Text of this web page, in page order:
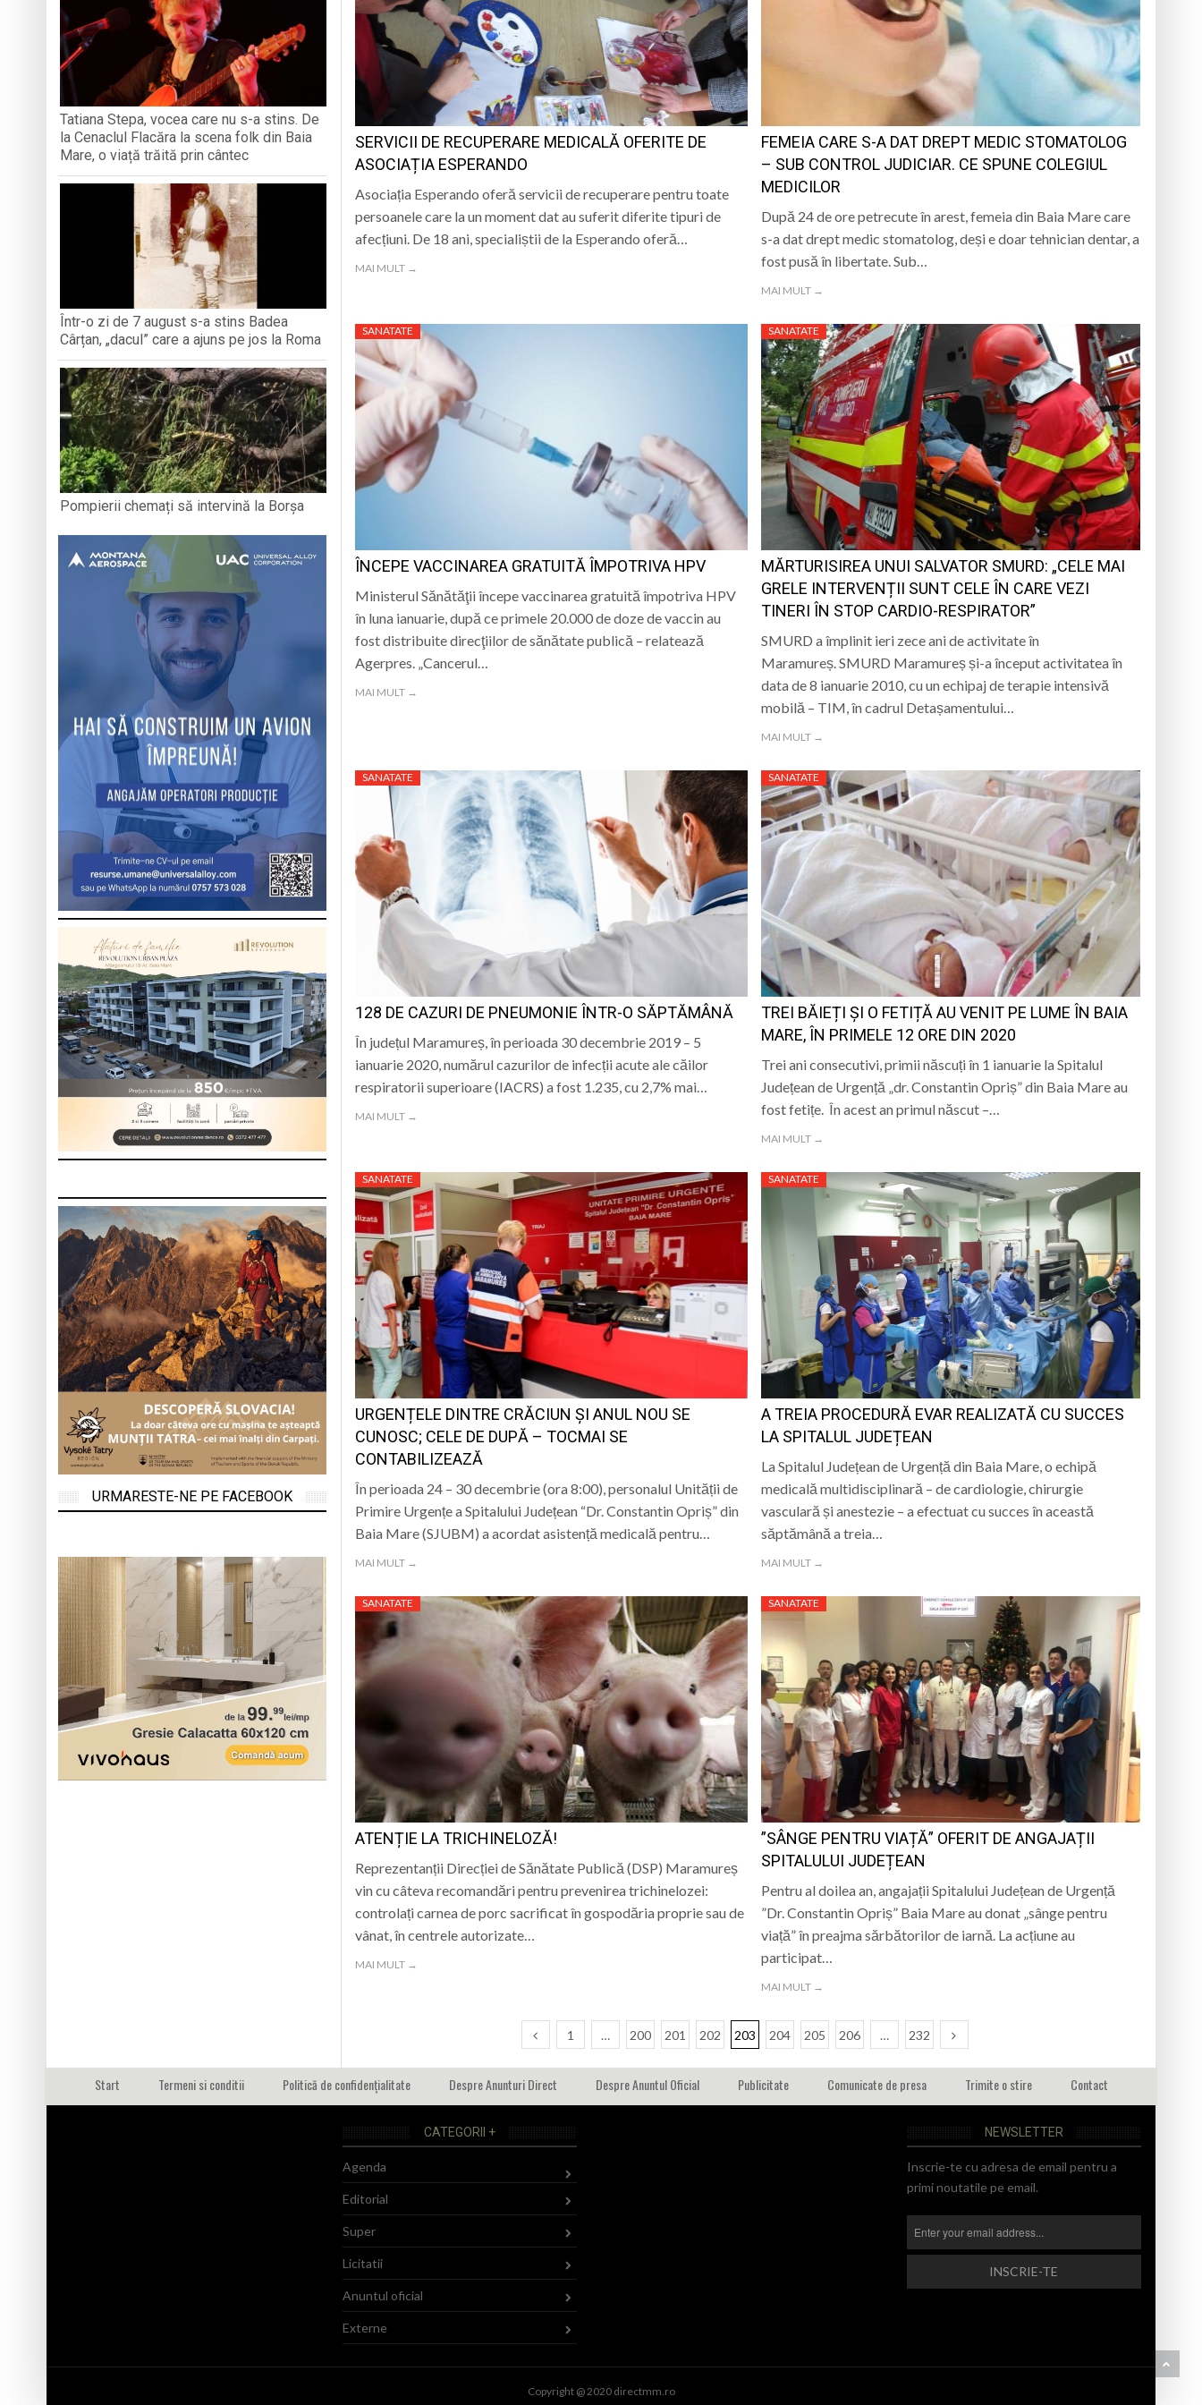
„Iancu de Hunedoara și Baia Mare: istorie, patrimoniu și memorie” – un eveniment dedicat marelui voievod, la
Muzeul Județean de Istorie și Arheologie Maramureș
Psiholog psihoterapeut Cecilia Ardusătan: De ce două persoane trec prin același stres, iar una dezvoltă anxietate,
iar cealaltă merge mai departe?
Andreea-Mihaela Dunca, „ Profa de Geo”, îi invită astăzi pe sigheteni să descopere orașul dintr-o perspectivă diferită
Atelier de lucru manual la Filiala „Traian” Baia Mare: Sunteți invitați să vă creați propriul talisman „prinzător de vise”
TRĂITĂ PRIN CÂNTEC
SERVICII DE RECUPERARE MEDICALĂ OFERITE DE
ASOCIAȚIA ESPERANDO
Asociația Esperando oferă servicii de recuperare pentru toate
persoanele care la un moment dat au suferit diferite tipuri de
afecțiuni. De 18 ani, specialiștii de la Esperando oferă…
MAI MULT →
FEMEIA CARE S-A DAT DREPT MEDIC STOMATOLOG
– SUB CONTROL JUDICIAR. CE SPUNE COLEGIUL
MEDICILOR
După 24 de ore petrecute în arest, femeia din Baia Mare care
s-a dat drept medic stomatolog, deși e doar tehnician dentar, a
fost pusă în libertate. Sub…
MAI MULT →
SANATATE
ÎNCEPE VACCINAREA GRATUITĂ ÎMPOTRIVA HPV
Ministerul Sănătăţii începe vaccinarea gratuită împotriva HPV
în luna ianuarie, după ce primele 20.000 de doze de vaccin au
fost distribuite direcţiilor de sănătate publică – relatează
Agerpres. „Cancerul…
MAI MULT →
SANATATE
MĂRTURISIREA UNUI SALVATOR SMURD: „CELE MAI
GRELE INTERVENȚII SUNT CELE ÎN CARE VEZI
TINERI ÎN STOP CARDIO-RESPIRATOR”
SMURD a împlinit ieri zece ani de activitate în
Maramureș. SMURD Maramureș și-a început activitatea în
data de 8 ianuarie 2010, cu un echipaj de terapie intensivă
mobilă – TIM, în cadrul Detașamentului…
MAI MULT →
SANATATE
128 DE CAZURI DE PNEUMONIE ÎNTR-O SĂPTĂMÂNĂ
În județul Maramureș, în perioada 30 decembrie 2019 – 5
ianuarie 2020, numărul cazurilor de infecții acute ale căilor
respiratorii superioare (IACRS) a fost 1.235, cu 2,7% mai…
MAI MULT →
SANATATE
TREI BĂIEȚI ȘI O FETIȚĂ AU VENIT PE LUME ÎN BAIA
MARE, ÎN PRIMELE 12 ORE DIN 2020
Trei ani consecutivi, primii născuți în 1 ianuarie la Spitalul
Județean de Urgență „dr. Constantin Opriș” din Baia Mare au
fost fetițe. În acest an primul născut –…
MAI MULT →
SANATATE
URGENȚELE DINTRE CRĂCIUN ȘI ANUL NOU SE
CUNOSC; CELE DE DUPĂ – TOCMAI SE
CONTABILIZEAZĂ
În perioada 24 – 30 decembrie (ora 8:00), personalul Unității de
Primire Urgențe a Spitalului Județean “Dr. Constantin Opriș” din
Baia Mare (SJUBM) a acordat asistență medicală pentru…
MAI MULT →
SANATATE
A TREIA PROCEDURĂ EVAR REALIZATĂ CU SUCCES
LA SPITALUL JUDEȚEAN
La Spitalul Județean de Urgență din Baia Mare, o echipă
medicală multidisciplinară – de cardiologie, chirurgie
vasculară și anestezie – a efectuat cu succes în această
săptămână a treia…
MAI MULT →
SANATATE
ATENȚIE LA TRICHINELOZĂ!
Reprezentanții Direcției de Sănătate Publică (DSP) Maramureș
vin cu câteva recomandări pentru prevenirea trichinelozei:
controlați carnea de porc sacrificat în gospodăria proprie sau de
vânat, în centrele autorizate…
MAI MULT →
SANATATE
”SÂNGE PENTRU VIAȚĂ” OFERIT DE ANGAJAȚII
SPITALULUI JUDEȚEAN
Pentru al doilea an, angajații Spitalului Județean de Urgență
”Dr. Constantin Opriș” Baia Mare au donat „sânge pentru
viață” în preajma sărbătorilor de iarnă. La acțiune au
participat…
MAI MULT →
1 … 200 201 202 203 204 205 206 … 232
Tatiana Stepa, vocea care nu s-a stins. De
la Cenaclul Flacăra la scena folk din Baia
Mare, o viață trăită prin cântec
Într-o zi de 7 august s-a stins Badea
Cârțan, „dacul” care a ajuns pe jos la Roma
Pompierii chemați să intervină la Borșa
URMARESTE-NE PE FACEBOOK
Start Termeni si conditii Politică de confidențialitate Despre Anunturi Direct Despre Anuntul Oficial Publicitate Comunicate de presa Trimite o stire Contact
CATEGORII +
Agenda
Editorial
Super
Licitatii
Anuntul oficial
Externe
NEWSLETTER
Inscrie-te cu adresa de email pentru a
primi noutatile pe email.
Copyright @ 2020 directmm.ro